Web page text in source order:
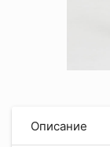
Описание